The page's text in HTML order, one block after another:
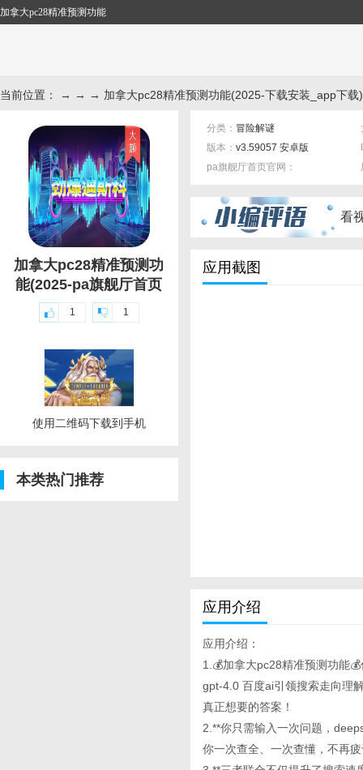
加拿大pc28精准预测功能
当前位置： → → → 加拿大pc28精准预测功能(2025-下载安装_app下载)
加拿大pc28精准预测功
能(2025-pa旗舰厅首页
1 1
使用二维码下载到手机
本类热门推荐
分类： 冒险解谜
版本： v3.59057 安卓版
pa旗舰厅首页官网：
看
应用截图
应用介绍
应用介绍：
1.💰加拿大pc28精准预测功能
gpt-4.0 百度ai引领搜索走向理
真正想要的答案！
2.**你只需输入一次问题，
你一次查全、一次查懂，不再